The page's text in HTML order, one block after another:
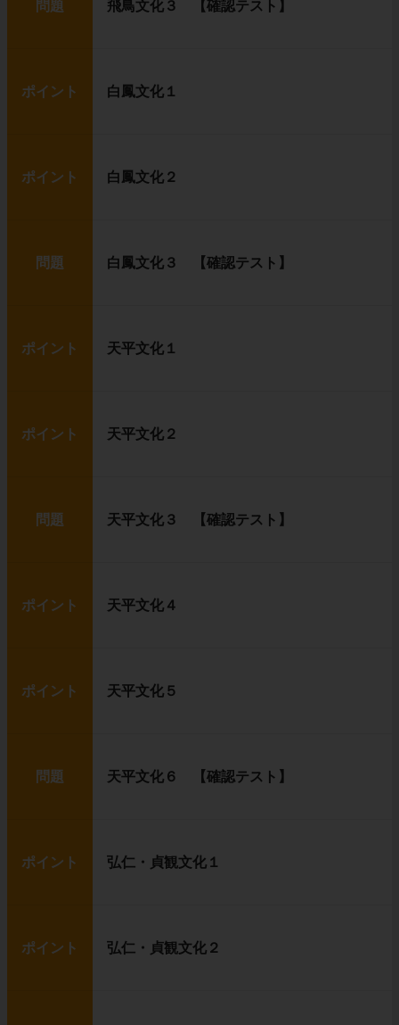
問題 飛鳥文化３ 【確認テスト】
ポイント 白鳳文化１
ポイント 白鳳文化２
問題 白鳳文化３ 【確認テスト】
ポイント 天平文化１
ポイント 天平文化２
問題 天平文化３ 【確認テスト】
ポイント 天平文化４
ポイント 天平文化５
問題 天平文化６ 【確認テスト】
ポイント 弘仁・貞観文化１
ポイント 弘仁・貞観文化２